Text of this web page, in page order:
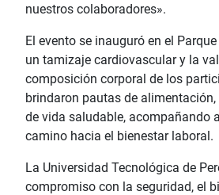
nuestros colaboradores».
El evento se inauguró en el
un tamizaje cardiovascular y la
composición corporal de los
brindaron pautas de
de vida saludable, acompañando
camino hacia el bienestar laboral.
La Universidad Tecnológica de
compromiso con la seguridad, el